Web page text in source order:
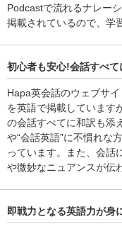
Podcastで流れるナレー
掲載されているので、学
初心者も安心!会話すべ
Hapa英会話のウェブサ
を英語で掲載しています
の会話すべてに和訳も添
や“会話英語”に不慣れな
っています。また、会話
や微妙なニュアンスが伝
即戦力となる英語力が身